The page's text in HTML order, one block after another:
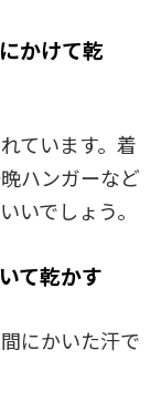
かけて乾
ています。着
ハンガーなど
いでしょう。
て乾かす
にかいた汗で